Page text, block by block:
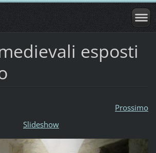
esposti
Prossimo
Slideshow